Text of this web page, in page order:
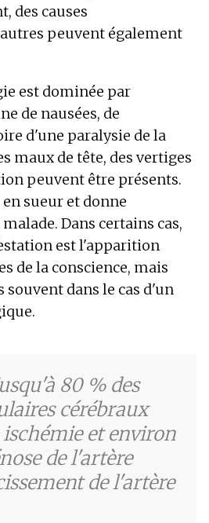
des causes
peuvent également
est dominée par
de nausées, de
d'une paralysie de la
maux de tête, des vertiges
peuvent être présents.
sueur et donne
Dans certains cas,
est l'apparition
de la conscience, mais
souvent dans le cas d'un
80 % des
cérébraux
et environ
de l'artère
de l'artère